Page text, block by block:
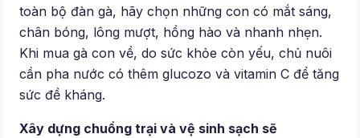
toàn bộ đàn gà, hãy chọn những con có mắt sáng,
chân bóng, lông mượt, hồng hào và nhanh nhẹn.
Khi mua gà con về, do sức khỏe còn yếu, chủ nuôi
cần pha nước có thêm glucozo và vitamin C để tăng
sức đề kháng.
Xây dựng chuồng trại và vệ sinh sạch sẽ